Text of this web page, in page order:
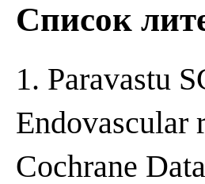
Список
1. Paravastu
Endovascular
Cochrane